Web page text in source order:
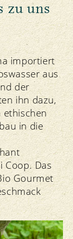
zu uns
importiert
aus
der
ihn dazu,
ethischen
in die
Coop. Das
Gourmet